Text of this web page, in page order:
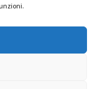
i diritti sono riservati, è